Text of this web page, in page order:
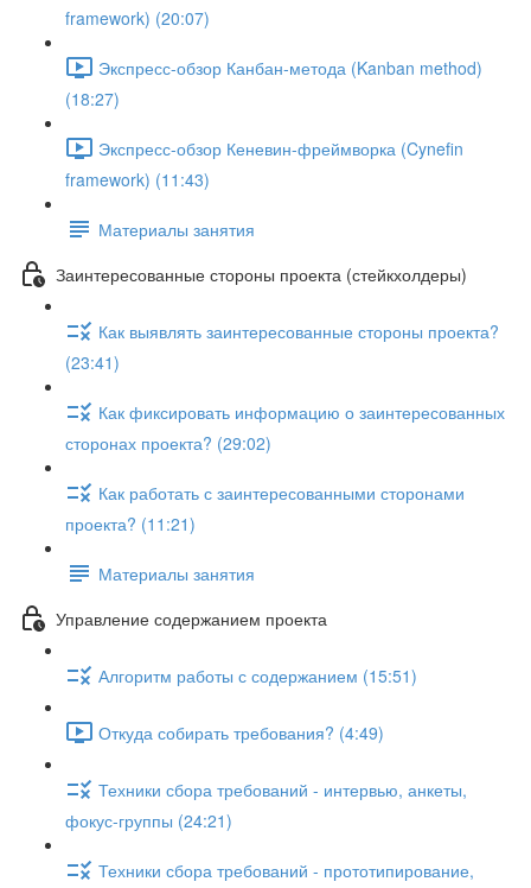
framework) (20:07)
Экспресс-обзор Канбан-метода (Kanban method)
(18:27)
Экспресс-обзор Кеневин-фреймворка (Cynefin
framework) (11:43)
Материалы занятия
Заинтересованные стороны проекта (стейкхолдеры)
Как выявлять заинтересованные стороны проекта?
(23:41)
Как фиксировать информацию о заинтересованных
сторонах проекта? (29:02)
Как работать с заинтересованными сторонами
проекта? (11:21)
Материалы занятия
Управление содержанием проекта
Алгоритм работы с содержанием (15:51)
Откуда собирать требования? (4:49)
Техники сбора требований - интервью, анкеты,
фокус-группы (24:21)
Техники сбора требований - прототипирование,